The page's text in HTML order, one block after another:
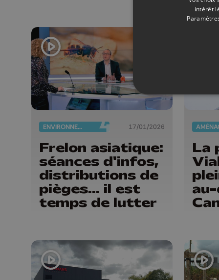
ENVIRONNEMENT 17/01/2026
Frelon asiatique:
séances d'infos,
distributions de
pièges... il est
temps de lutter
La
intérêt